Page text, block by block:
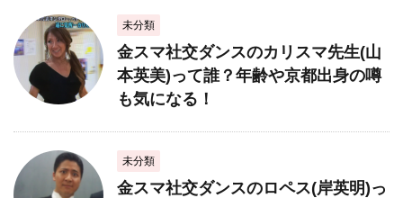
未分類
金スマ社交ダンスのカリスマ先生(山
本英美)って誰？年齢や京都出身の噂
も気になる！
未分類
金スマ社交ダンスのロペス(岸英明)っ